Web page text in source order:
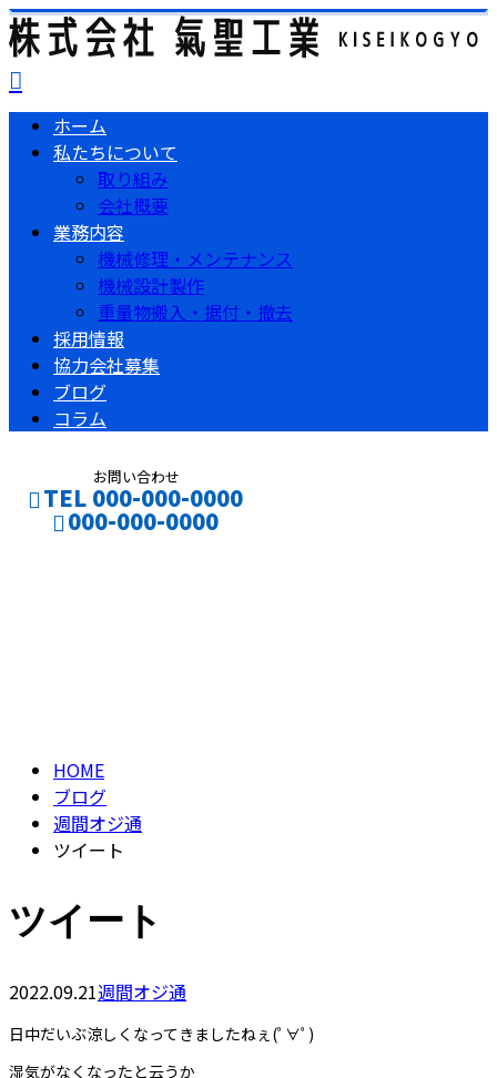
ホーム
私たちについて
取り組み
会社概要
業務内容
機械修理・メンテナンス
機械設計製作
重量物搬入・据付・撤去
採用情報
協力会社募集
ブログ
コラム
お問い合わせ
TEL 000-000-0000
000-000-0000
HOME
ブログ
週間オジ通
ツイート
ツイート
2022.09.21週間オジ通
日中だいぶ涼しくなってきましたねぇ(ﾟ∀ﾟ)
湿気がなくなったと云うか